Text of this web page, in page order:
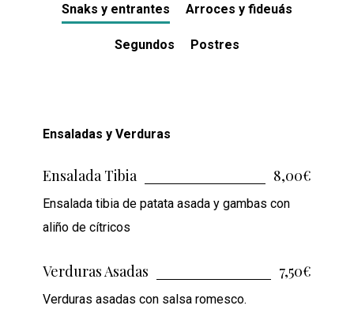
Snaks y entrantes Arroces y fideuás
Segundos Postres
Ensaladas y Verduras
Ensalada Tibia 8,00€
Ensalada tibia de patata asada y gambas con
aliño de cítricos
Verduras Asadas 7,50€
Verduras asadas con salsa romesco.